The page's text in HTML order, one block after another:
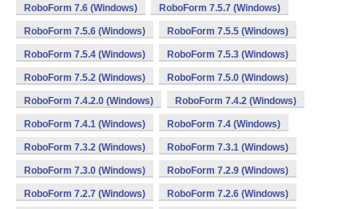
RoboForm 7.6 (Windows) RoboForm 7.5.7 (Windows)
RoboForm 7.5.6 (Windows) RoboForm 7.5.5 (Windows)
RoboForm 7.5.4 (Windows) RoboForm 7.5.3 (Windows)
RoboForm 7.5.2 (Windows) RoboForm 7.5.0 (Windows)
RoboForm 7.4.2.0 (Windows) RoboForm 7.4.2 (Windows)
RoboForm 7.4.1 (Windows) RoboForm 7.4 (Windows)
RoboForm 7.3.2 (Windows) RoboForm 7.3.1 (Windows)
RoboForm 7.3.0 (Windows) RoboForm 7.2.9 (Windows)
RoboForm 7.2.7 (Windows) RoboForm 7.2.6 (Windows)